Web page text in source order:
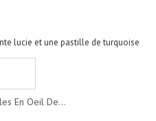
En Oeil De...